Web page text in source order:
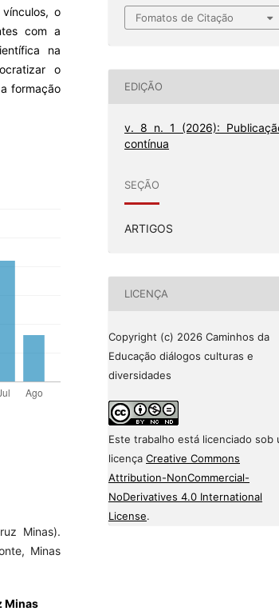
o
com a
na
o
formação
Minas).
Minas
Minas
Fomatos de Citação
EDIÇÃO
v. 8 n. 1 (2026):
contínua
SEÇÃO
ARTIGOS
LICENÇA
Copyright (c) 2026 Caminhos da
Educação diálogos culturas e
diversidades
Este trabalho está licenciado sob
licença Creative Commons
Attribution-NonCommercial-
NoDerivatives 4.0 International
License.